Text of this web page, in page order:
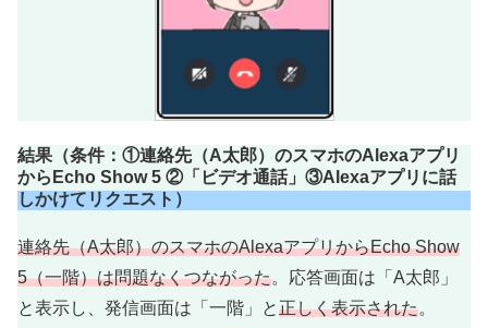
結果（条件：①連絡先（A太郎）のスマホのAlexaアプリ
からEcho Show 5 ②「ビデオ通話」③Alexaアプリに話
しかけてリクエスト）
連絡先（A太郎）のスマホのAlexaアプリからEcho Show
5（一階）は問題なくつながった。応答画面は「A太郎」
と表示し、発信画面は「一階」と正しく表示された。